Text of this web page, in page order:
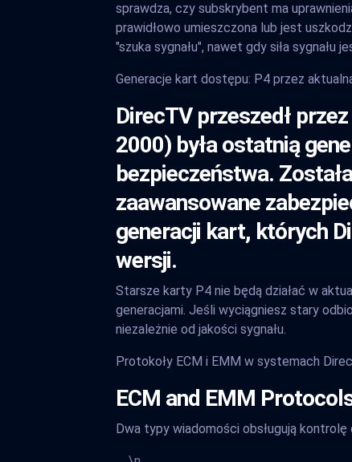
sprawdza, czy subskrybent ma
prawidłowo umieszczona lub jest
"szuka sygnału", nawet gdy siła sygnału
Generacje kart dostępu: P4 przez
DirecTV przeszedł
2000) była ostatnią
bezpieczeństwa.
zaawansowane
generacji kart, których
wersji.
Starsze karty P4 nie będą działać w
generacjami. Jeśli wyciągniesz stary
niezależnie od jakości sygnału.
Protokoły ECM i EMM w systemach
ECM and EMM
Dwa typy wiadomości obsługują